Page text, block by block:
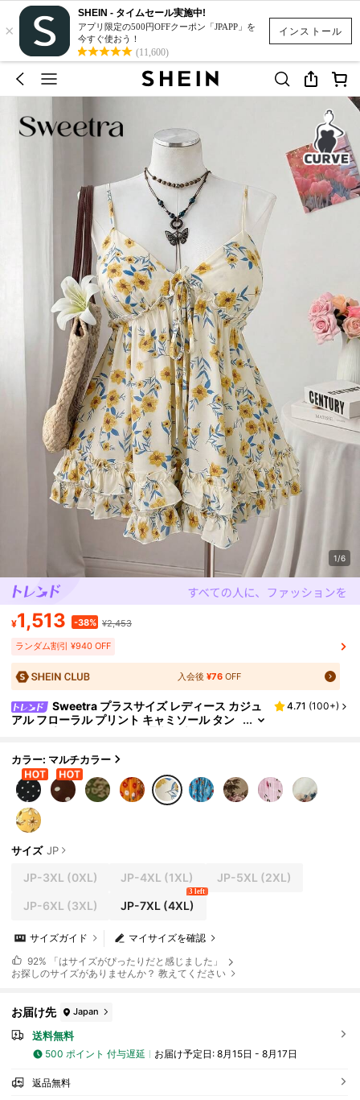
インストール
×
SHEIN - タイムセール実施中!
アプリ限定の500円OFFクーポン「JPAPP」を
今すぐ使おう！
(11,600)
1/6
¥1,513 -38% ¥2,453
ランダム割引 ¥940 OFF
入会後¥76 OFF
Sweetra プラスサイズ レディース カジュ
アル フローラル プリント キャミソール タン
4.71 (100+)
カラー: マルチカラー
サイズ JP
JP-3XL (0XL) JP-4XL (1XL) JP-5XL (2XL)
JP-6XL (3XL) JP-7XL (4XL)
3 left
マイサイズを確認
サイズガイド
92% 「はサイズがぴったりだと感じました」
お探しのサイズがありませんか？ 教えてください
お届け先 Japan
送料無料
500 ポイント 付与遅延 お届け予定日: 8月15日 - 8月17日
返品無料